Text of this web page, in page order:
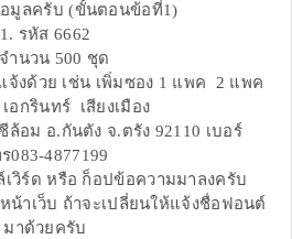
อมูลครับ (ขั้นตอนข้อที่1)
1. รหัส 6662
ำนวน 500 ชุด
จ้งด้วย เช่น เพิ่มซอง 1 แพค 2 แพค
อกรินทร์ เสียงเมือง
ล้อม อ.กันตัง จ.ตรัง 92110 เบอร์
083-4877199
วิร์ด หรือ ก็อปข้อความมาลงครับ
าเว็บ ถ้าจะเปลี่ยนให้แจ้งชื่อฟอนต์
มาด้วยครับ